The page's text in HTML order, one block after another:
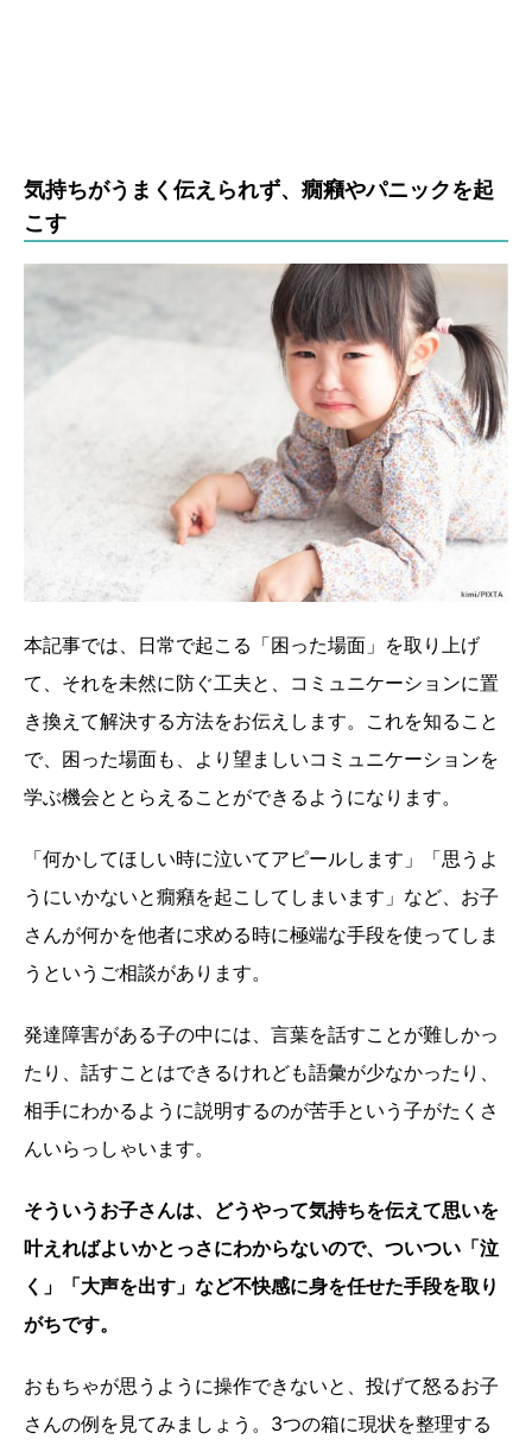
気持ちがうまく伝えられず、癇癪やパニックを起
こす
本記事では、日常で起こる「困った場面」を取り上げ
て、それを未然に防ぐ工夫と、コミュニケーションに置
き換えて解決する方法をお伝えします。これを知ること
で、困った場面も、より望ましいコミュニケーションを
学ぶ機会ととらえることができるようになります。
「何かしてほしい時に泣いてアピールします」「思うよ
うにいかないと癇癪を起こしてしまいます」など、お子
さんが何かを他者に求める時に極端な手段を使ってしま
うというご相談があります。
発達障害がある子の中には、言葉を話すことが難しかっ
たり、話すことはできるけれども語彙が少なかったり、
相手にわかるように説明するのが苦手という子がたくさ
んいらっしゃいます。
そういうお子さんは、どうやって気持ちを伝えて思いを
叶えればよいかとっさにわからないので、ついつい「泣
く」「大声を出す」など不快感に身を任せた手段を取り
がちです。
おもちゃが思うように操作できないと、投げて怒るお子
さんの例を見てみましょう。3つの箱に現状を整理する